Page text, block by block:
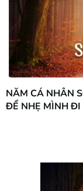
NĂM CÁ NHÂN
ĐỂ NHẸ MÌNH ĐI